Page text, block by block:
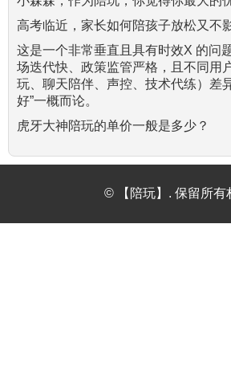
高考临近，家长如何陪孩子放松又不
这是一个非常垂直且具有时效X 的问
场迭代快、政策监管严格，且不同用
玩、聊天陪伴、声控、技术代练）差
好”一概而论。
虎牙大神陪玩的单价一般是多少？
© 【陪玩】. 保留所有